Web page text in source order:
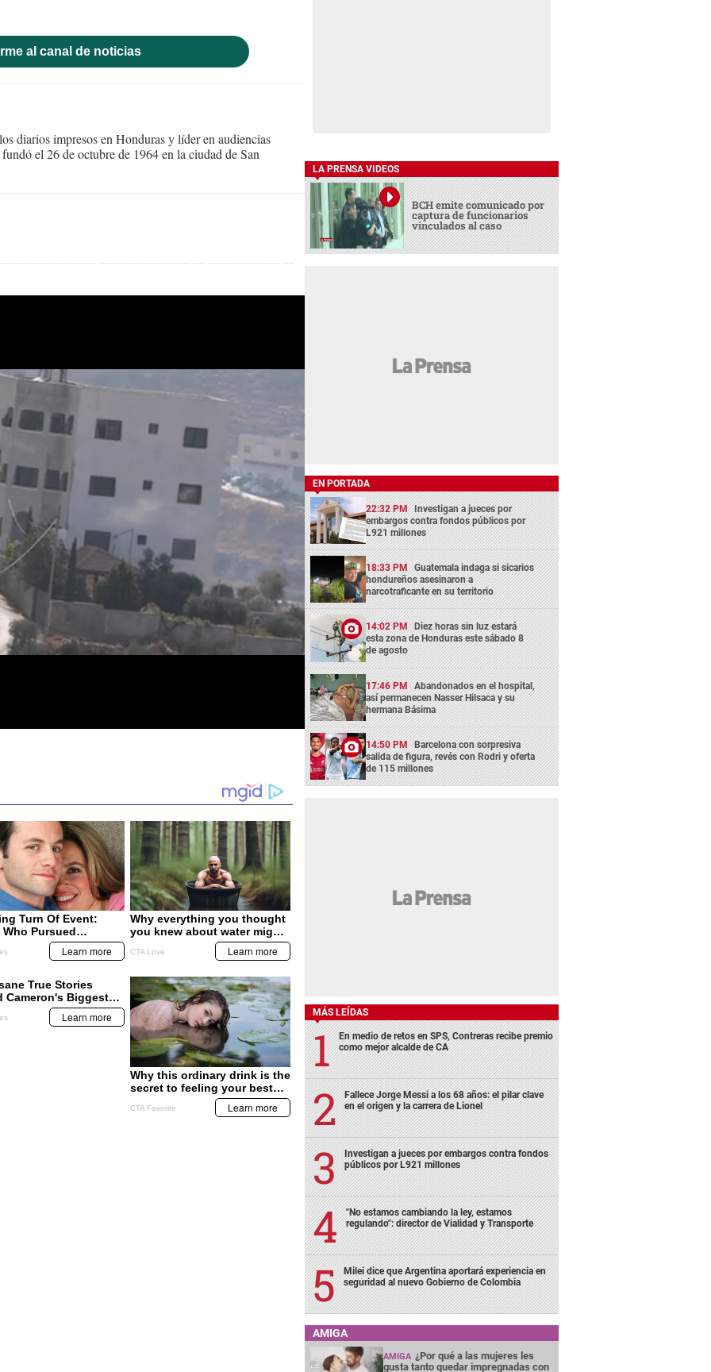
al canal de noticias
diarios impresos en Honduras y líder en audiencias
el 26 de octubre de 1964 en la ciudad de San
LA PRENSA VIDEOS
BCH emite comunicado por
captura de funcionarios
vinculados al caso
EN PORTADA
22:32 PM Investigan a jueces por
embargos contra fondos públicos por
L921 millones
18:33 PM Guatemala indaga si sicarios
hondureños asesinaron a
narcotraficante en su territorio
14:02 PM Diez horas sin luz estará
esta zona de Honduras este sábado 8
de agosto
17:46 PM Abandonados en el hospital,
así permanecen Nasser Hilsaca y su
hermana Básima
14:50 PM Barcelona con sorpresiva
salida de figura, revés con Rodri y oferta
de 115 millones
MÁS LEÍDAS
En medio de retos en SPS, Contreras recibe premio
como mejor alcalde de CA
Fallece Jorge Messi a los 68 años: el pilar clave
en el origen y la carrera de Lionel
Investigan a jueces por embargos contra fondos
públicos por L921 millones
"No estamos cambiando la ley, estamos
regulando": director de Vialidad y Transporte
Milei dice que Argentina aportará experiencia en
seguridad al nuevo Gobierno de Colombia
AMIGA
AMIGA ¿Por qué a las mujeres les
gusta tanto quedar impregnadas con